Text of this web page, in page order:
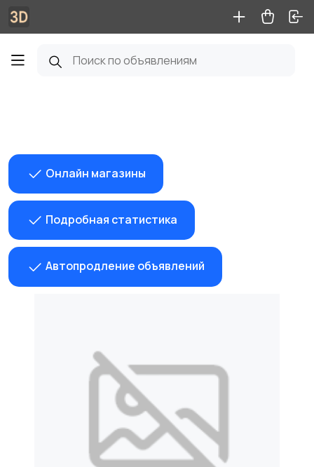
Онлайн магазины
Подробная статистика
Автопродление объявлений